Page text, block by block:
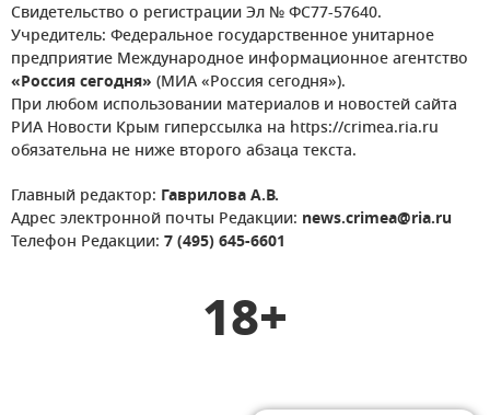
Свидетельство о регистрации Эл № ФС77-57640.
Учредитель: Федеральное государственное унитарное
предприятие Международное информационное агентство
«Россия сегодня» (МИА «Россия сегодня»).
При любом использовании материалов и новостей сайта
РИА Новости Крым гиперссылка на https://crimea.ria.ru
обязательна не ниже второго абзаца текста.
Главный редактор: Гаврилова А.В.
Адрес электронной почты Редакции: news.crimea@ria.ru
Телефон Редакции: 7 (495) 645-6601
18+